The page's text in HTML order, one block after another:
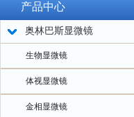
产品中心
奥林巴斯显微镜
生物显微镜
体视显微镜
金相显微镜